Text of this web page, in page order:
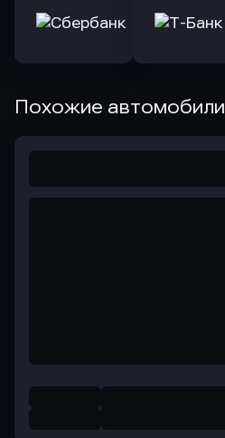
Похожие автомобили